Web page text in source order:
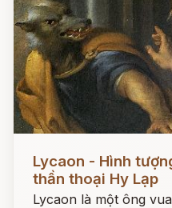
Lycaon - Hình
thần thoại Hy Lạp
Lycaon là một ông